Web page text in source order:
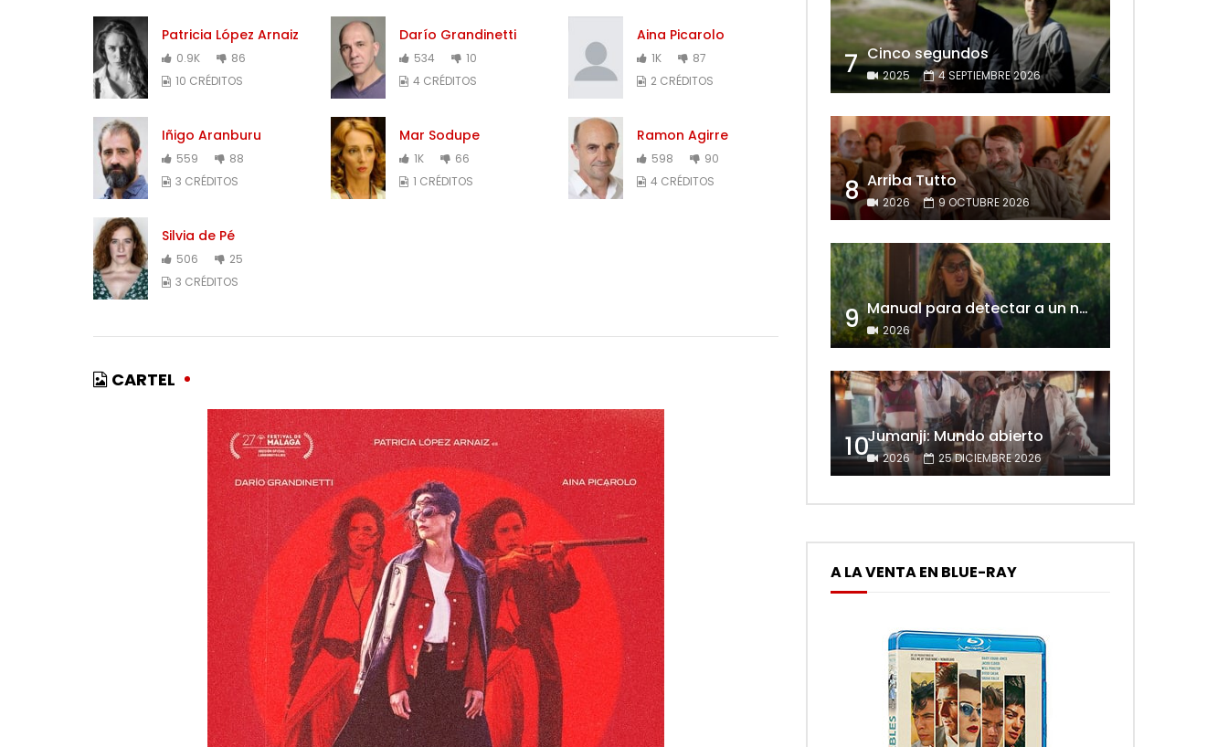
Patricia López Arnaiz
0.9K
86
10 CRÉDITOS
Darío Grandinetti
534
10
4 CRÉDITOS
Aina Picarolo
1K
87
2 CRÉDITOS
Iñigo Aranburu
559
88
3 CRÉDITOS
Mar Sodupe
1K
66
1 CRÉDITOS
Ramon Agirre
598
90
4 CRÉDITOS
Silvia de Pé
506
25
3 CRÉDITOS
CARTEL
7 Cinco segundos
2025 4 SEPTIEMBRE 2026
8 Arriba Tutto
2026 9 OCTUBRE 2026
9 Manual para detectar a un narcisista
2026
10Jumanji: Mundo abierto
2026 25 DICIEMBRE 2026
A LA VENTA EN BLUE-RAY